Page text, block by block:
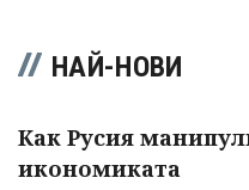
НАЙ-НОВИ
Как Русия
икономиката